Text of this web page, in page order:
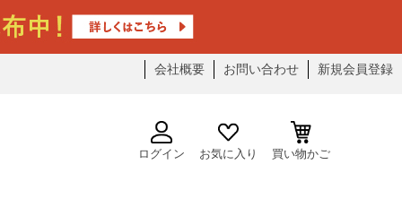
会社概要 お問い合わせ 新規会員登録
ログイン お気に入り 買い物かご